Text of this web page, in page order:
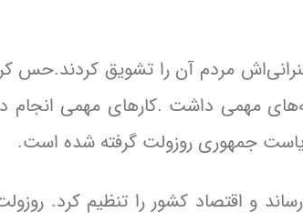
مردم آن را تشویق کردند.حس
تمام شده است. در ۱۰۰ روز اول برنامه‌های مهمی داشت .کارهای مهمی
و اقتصاد کشور را تنظیم کرد.